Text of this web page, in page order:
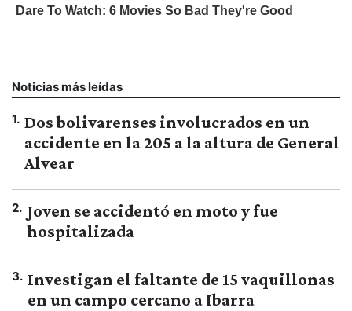
Noticias más leídas
1. Dos bolivarenses involucrados en un
accidente en la 205 a la altura de General
Alvear
2. Joven se accidentó en moto y fue
hospitalizada
3. Investigan el faltante de 15 vaquillonas
en un campo cercano a Ibarra